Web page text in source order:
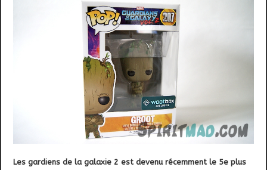
Les gardiens de la galaxie 2 est devenu récemment le 5e plus